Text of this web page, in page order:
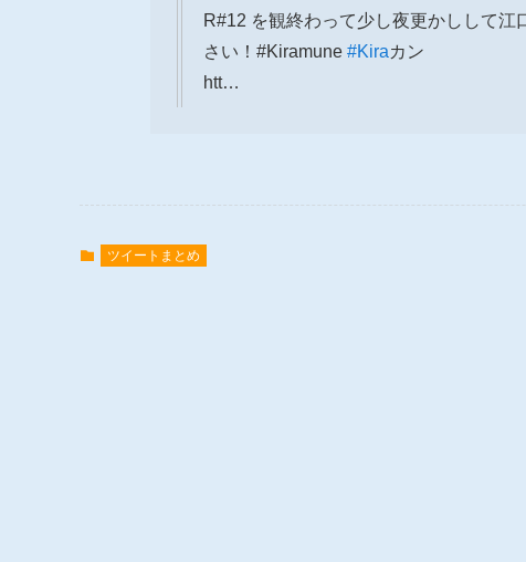
R#12 を観終わって少し夜更かしして
さい！#Kiramune #Kiraカン
htt…
ツイートまとめ